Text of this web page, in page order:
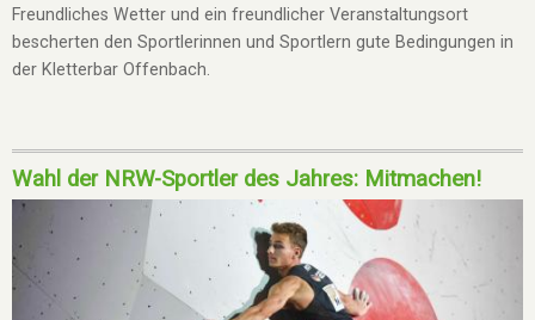
Freundliches Wetter und ein freundlicher Veranstaltungsort
bescherten den Sportlerinnen und Sportlern gute Bedingungen in
der Kletterbar Offenbach.
Wahl der NRW-Sportler des Jahres: Mitmachen!